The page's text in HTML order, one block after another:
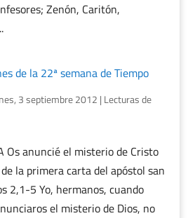
Zenón, Caritón,
de la 22ª semana de Tiempo
3 septiembre 2012 | Lecturas de
Os anuncié el misterio de Cristo
la primera carta del apóstol san
2,1-5 Yo, hermanos, cuando
el misterio de Dios, no